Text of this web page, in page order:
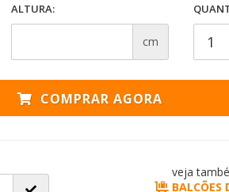
ALTURA:
cm
COMPRAR AGORA
veja
BALCÕES